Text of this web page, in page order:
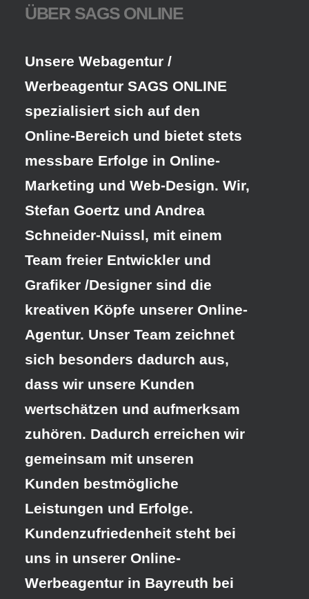
ÜBER SAGS ONLINE
Unsere Webagentur /
Werbeagentur SAGS ONLINE
spezialisiert sich auf den
Online-Bereich und bietet stets
messbare Erfolge in Online-
Marketing und Web-Design. Wir,
Stefan Goertz und Andrea
Schneider-Nuissl, mit einem
Team freier Entwickler und
Grafiker /Designer sind die
kreativen Köpfe unserer Online-
Agentur. Unser Team zeichnet
sich besonders dadurch aus,
dass wir unsere Kunden
wertschätzen und aufmerksam
zuhören. Dadurch erreichen wir
gemeinsam mit unseren
Kunden bestmögliche
Leistungen und Erfolge.
Kundenzufriedenheit steht bei
uns in unserer Online-
Werbeagentur in Bayreuth bei